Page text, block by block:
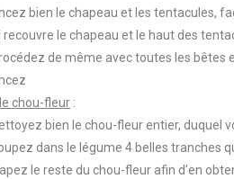
bien le chapeau et les tentacules,
recouvre le chapeau et le haut des
de même avec toutes les bêtes
le chou-fleur :
bien le chou-fleur entier, duquel
dans le légume 4 belles tranches
le reste du chou-fleur afin d’en